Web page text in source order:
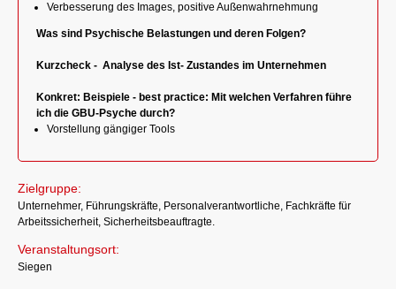
Verbesserung des Images, positive Außenwahrnehmung
Was sind Psychische Belastungen und deren Folgen?
Kurzcheck - Analyse des Ist- Zustandes im Unternehmen
Konkret: Beispiele - best practice: Mit welchen Verfahren führe
ich die GBU-Psyche durch?
Vorstellung gängiger Tools
Zielgruppe:
Unternehmer, Führungskräfte, Personalverantwortliche, Fachkräfte für
Arbeitssicherheit, Sicherheitsbeauftragte.
Veranstaltungsort:
Siegen